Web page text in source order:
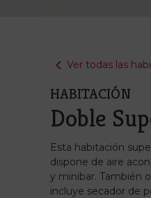
Ver todas las
HABITACIÓN
Doble
Esta habitación
dispone de aire
y minibar. También
incluye secador de